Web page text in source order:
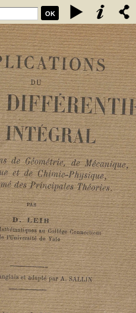
OK
intégral : à 3500 questions de
et de chimie-physique, avec
- Leib, David Deitch (1879-19..).